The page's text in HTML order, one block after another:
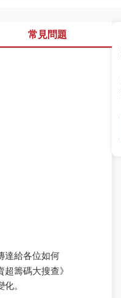
常見問題
達給各位如何
籌碼大搜查》
。